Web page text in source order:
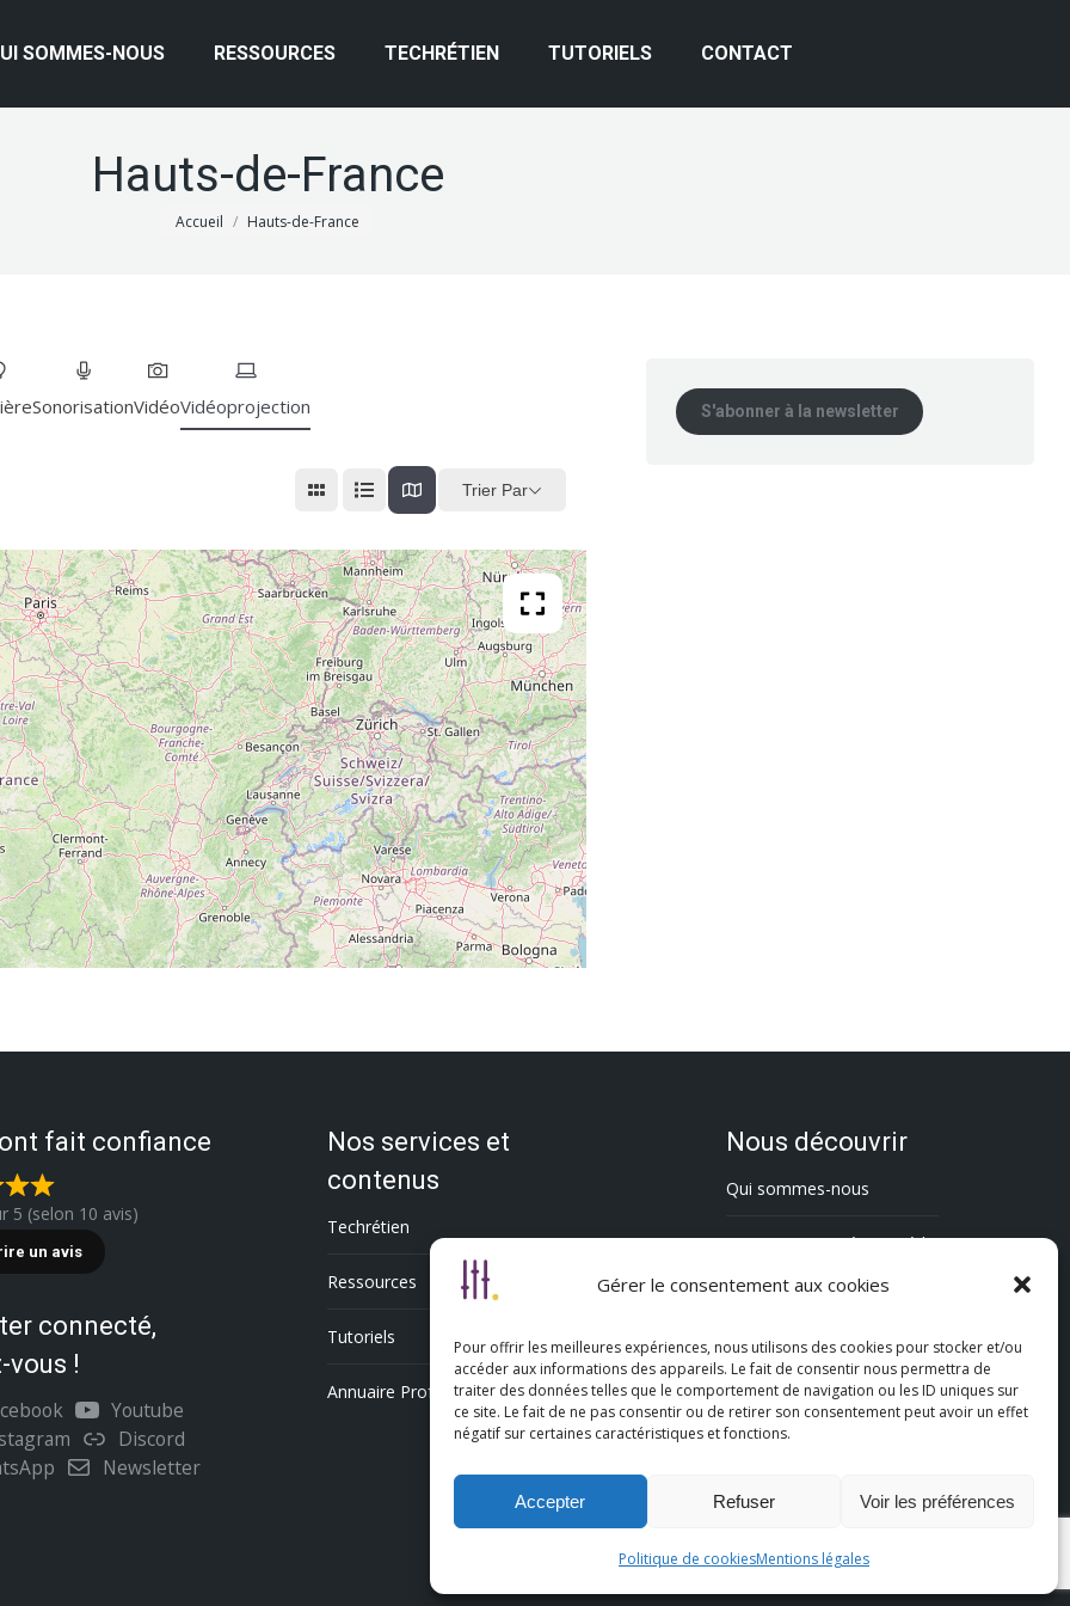
Gérer le consentement aux cookies
Pour offrir les meilleures expériences, nous utilisons des cookies pour stocker et/ou
accéder aux informations des appareils. Le fait de consentir nous permettra de
traiter des données telles que le comportement de navigation ou les ID uniques sur
ce site. Le fait de ne pas consentir ou de retirer son consentement peut avoir un effet
négatif sur certaines caractéristiques et fonctions.
Accepter Refuser Voir les préférences
Politique de cookiesMentions légales
SOMMES-NOUS RESSOURCES TECHRÉTIEN TUTORIELS CONTACT
Hauts-de-France
Vous êtes ici :
Accueil Hauts-de-France
SonorisationVidéoVidéoprojection
Trier Par
S'abonner à la newsletter
fait confiance
5 (selon 10 avis)
un avis
connecté,
vous !
Youtube
Discord
Newsletter
Nos services et
contenus
Techrétien
Ressources
Tutoriels
Annuaire Professionnel
Nous découvrir
Qui sommes-nous
L’association Trésorsmédia
Contact
Politique de cookies (UE)
Mentions légales